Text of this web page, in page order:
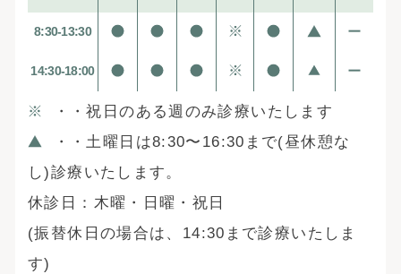
8:30-13:30
14:30-18:00
・・祝日のある週のみ診療いたします
・・土曜日は8:30〜16:30まで(昼休憩な
し)診療いたします。
休診日：木曜・日曜・祝日
(振替休日の場合は、14:30まで診療いたしま
す)